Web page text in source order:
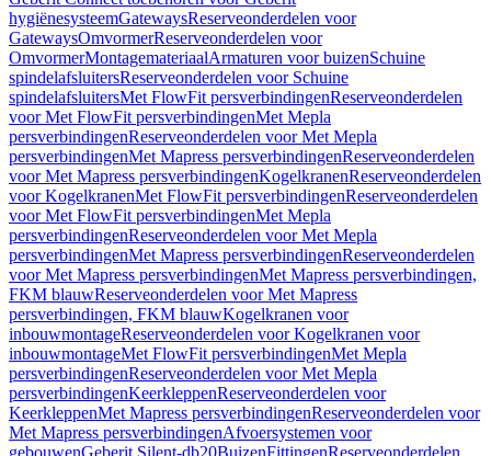
hygiënesysteemGatewaysReserveonderdelen voor
GatewaysOmvormerReserveonderdelen voor
OmvormerMontagemateriaalArmaturen voor buizenSchuine
spindelafsluitersReserveonderdelen voor Schuine
spindelafsluitersMet FlowFit persverbindingenReserveonderdelen
voor Met FlowFit persverbindingenMet Mepla
persverbindingenReserveonderdelen voor Met Mepla
persverbindingenMet Mapress persverbindingenReserveonderdelen
voor Met Mapress persverbindingenKogelkranenReserveonderdelen
voor KogelkranenMet FlowFit persverbindingenReserveonderdelen
voor Met FlowFit persverbindingenMet Mepla
persverbindingenReserveonderdelen voor Met Mepla
persverbindingenMet Mapress persverbindingenReserveonderdelen
voor Met Mapress persverbindingenMet Mapress persverbindingen,
FKM blauwReserveonderdelen voor Met Mapress
persverbindingen, FKM blauwKogelkranen voor
inbouwmontageReserveonderdelen voor Kogelkranen voor
inbouwmontageMet FlowFit persverbindingenMet Mepla
persverbindingenReserveonderdelen voor Met Mepla
persverbindingenKeerkleppenReserveonderdelen voor
KeerkleppenMet Mapress persverbindingenReserveonderdelen voor
Met Mapress persverbindingenAfvoersystemen voor
gebouwenGeberit Silent-db20BuizenFittingenReserveonderdelen